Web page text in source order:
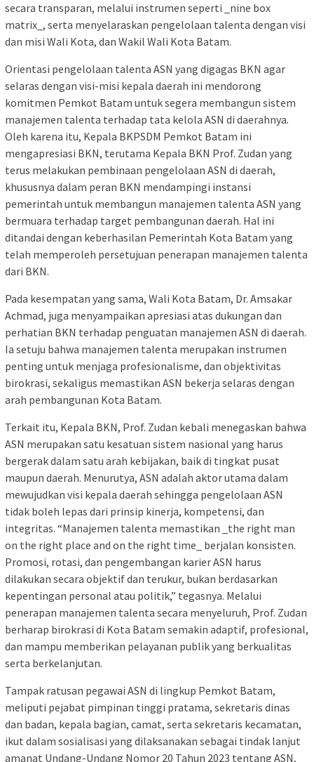
secara transparan, melalui instrumen seperti _nine box
matrix_, serta menyelaraskan pengelolaan talenta dengan visi
dan misi Wali Kota, dan Wakil Wali Kota Batam.
Orientasi pengelolaan talenta ASN yang digagas BKN agar
selaras dengan visi-misi kepala daerah ini mendorong
komitmen Pemkot Batam untuk segera membangun sistem
manajemen talenta terhadap tata kelola ASN di daerahnya.
Oleh karena itu, Kepala BKPSDM Pemkot Batam ini
mengapresiasi BKN, terutama Kepala BKN Prof. Zudan yang
terus melakukan pembinaan pengelolaan ASN di daerah,
khususnya dalam peran BKN mendampingi instansi
pemerintah untuk membangun manajemen talenta ASN yang
bermuara terhadap target pembangunan daerah. Hal ini
ditandai dengan keberhasilan Pemerintah Kota Batam yang
telah memperoleh persetujuan penerapan manajemen talenta
dari BKN.
Pada kesempatan yang sama, Wali Kota Batam, Dr. Amsakar
Achmad, juga menyampaikan apresiasi atas dukungan dan
perhatian BKN terhadap penguatan manajemen ASN di daerah.
Ia setuju bahwa manajemen talenta merupakan instrumen
penting untuk menjaga profesionalisme, dan objektivitas
birokrasi, sekaligus memastikan ASN bekerja selaras dengan
arah pembangunan Kota Batam.
Terkait itu, Kepala BKN, Prof. Zudan kebali menegaskan bahwa
ASN merupakan satu kesatuan sistem nasional yang harus
bergerak dalam satu arah kebijakan, baik di tingkat pusat
maupun daerah. Menurutya, ASN adalah aktor utama dalam
mewujudkan visi kepala daerah sehingga pengelolaan ASN
tidak boleh lepas dari prinsip kinerja, kompetensi, dan
integritas. “Manajemen talenta memastikan _the right man
on the right place and on the right time_ berjalan konsisten.
Promosi, rotasi, dan pengembangan karier ASN harus
dilakukan secara objektif dan terukur, bukan berdasarkan
kepentingan personal atau politik,” tegasnya. Melalui
penerapan manajemen talenta secara menyeluruh, Prof. Zudan
berharap birokrasi di Kota Batam semakin adaptif, profesional,
dan mampu memberikan pelayanan publik yang berkualitas
serta berkelanjutan.
Tampak ratusan pegawai ASN di lingkup Pemkot Batam,
meliputi pejabat pimpinan tinggi pratama, sekretaris dinas
dan badan, kepala bagian, camat, serta sekretaris kecamatan,
ikut dalam sosialisasi yang dilaksanakan sebagai tindak lanjut
amanat Undang-Undang Nomor 20 Tahun 2023 tentang ASN,